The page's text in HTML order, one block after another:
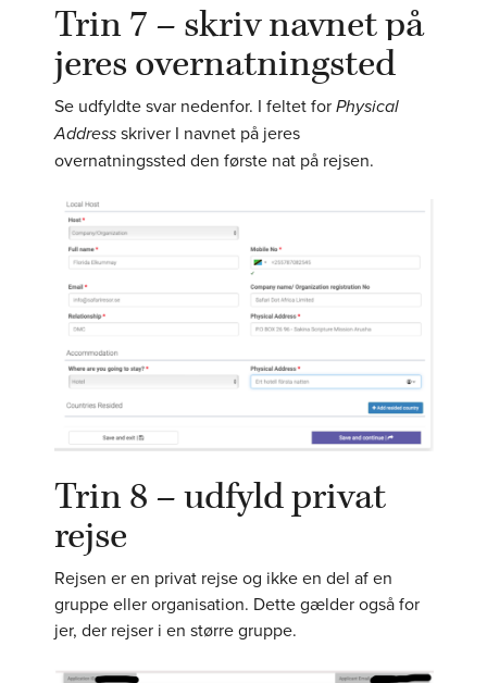
Trin 7 – skriv navnet på
jeres overnatningsted
Se udfyldte svar nedenfor. I feltet forPhysical
Addressskriver I navnet på jeres
overnatningssted den første nat på rejsen.
Trin 8 – udfyld privat
rejse
Rejsen er en privat rejse og ikke en del af en
gruppe eller organisation. Dette gælder også for
jer, der rejser i en større gruppe.